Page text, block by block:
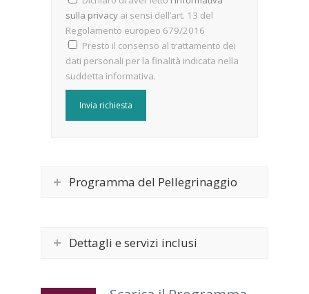
sulla privacy ai sensi dell’art. 13 del
Regolamento europeo 679/2016
Presto il consenso al trattamento dei
dati personali per la finalità indicata nella
suddetta informativa.
Programma del Pellegrinaggio
Dettagli e servizi inclusi